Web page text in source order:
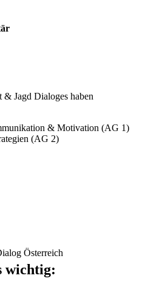
& Jagd Dialoges haben
& Motivation (AG 1)
(AG 2)
wichtig: